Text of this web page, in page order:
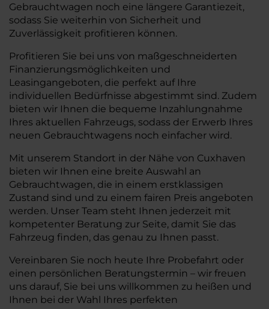
Gebrauchtwagen noch eine längere Garantiezeit,
sodass Sie weiterhin von Sicherheit und
Zuverlässigkeit profitieren können.
Profitieren Sie bei uns von maßgeschneiderten
Finanzierungsmöglichkeiten und
Leasingangeboten, die perfekt auf Ihre
individuellen Bedürfnisse abgestimmt sind. Zudem
bieten wir Ihnen die bequeme Inzahlungnahme
Ihres aktuellen Fahrzeugs, sodass der Erwerb Ihres
neuen Gebrauchtwagens noch einfacher wird.
Mit unserem Standort in der Nähe von Cuxhaven
bieten wir Ihnen eine breite Auswahl an
Gebrauchtwagen, die in einem erstklassigen
Zustand sind und zu einem fairen Preis angeboten
werden. Unser Team steht Ihnen jederzeit mit
kompetenter Beratung zur Seite, damit Sie das
Fahrzeug finden, das genau zu Ihnen passt.
Vereinbaren Sie noch heute Ihre Probefahrt oder
einen persönlichen Beratungstermin – wir freuen
uns darauf, Sie bei uns willkommen zu heißen und
Ihnen bei der Wahl Ihres perfekten